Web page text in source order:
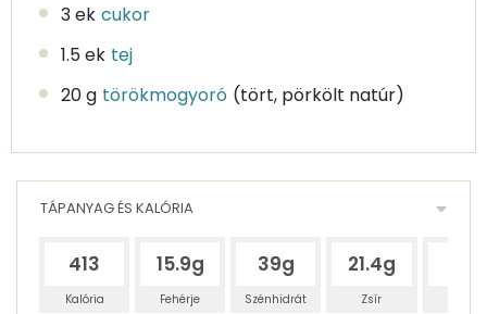
3 ek cukor
1.5 ek tej
20 g törökmogyoró (tört, pörkölt natúr)
TÁPANYAG ÉS KALÓRIA
413
Kalória
15.9g
Fehérje
39g
Szénhidrát
21.4g
Zsír